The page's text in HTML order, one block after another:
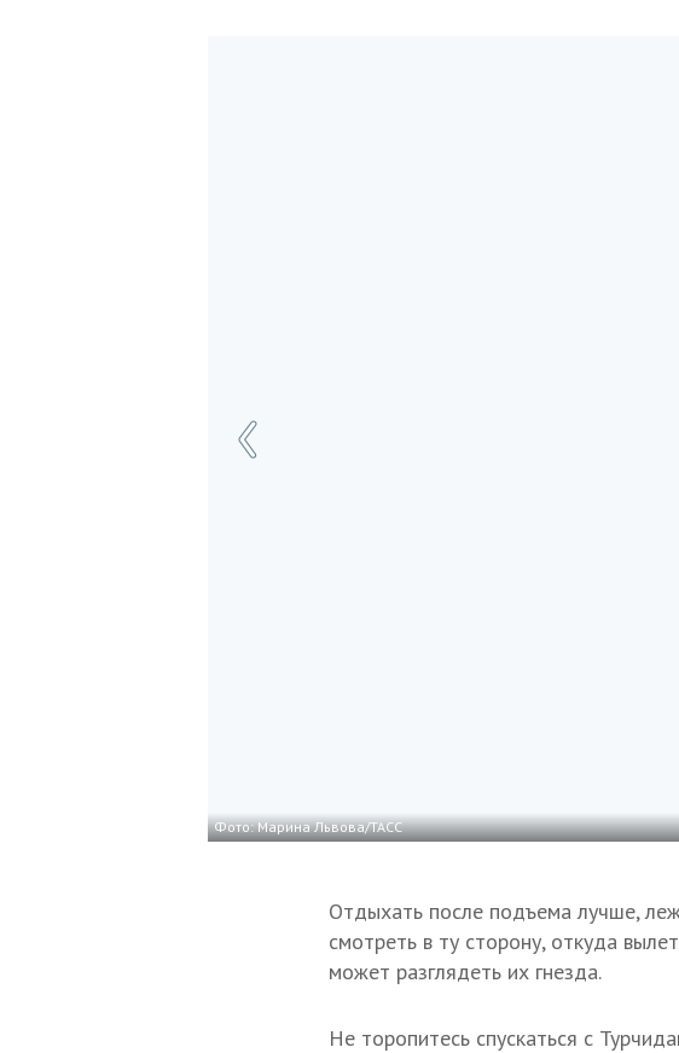
Фото: Марина Львова/ТАСС
Отдыхать после подъема лучше,
смотреть в ту сторону, откуда
может разглядеть их гнезда.
Не торопитесь спускаться с